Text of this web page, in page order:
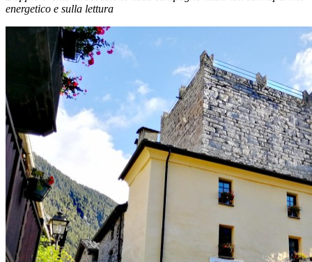
energetico e sulla lettura